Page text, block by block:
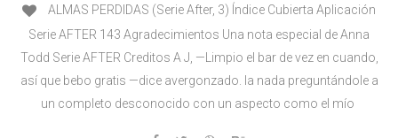
ALMAS PERDIDAS (Serie After, 3) Índice Cubierta Aplicación
Serie AFTER 143 Agradecimientos Una nota especial de Anna
Todd Serie AFTER Creditos A J, —Limpio el bar de vez en cuando,
así que bebo gratis —dice avergonzado. la nada preguntándole a
un completo desconocido con un aspecto como el mío